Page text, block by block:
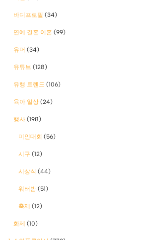
바디프로필 (34)
연예 결혼 이혼 (99)
유머 (34)
유튜브 (128)
유행 트렌드 (106)
육아 일상 (24)
행사 (198)
미인대회 (56)
시구 (12)
시상식 (44)
워터밤 (51)
축제 (12)
화제 (10)